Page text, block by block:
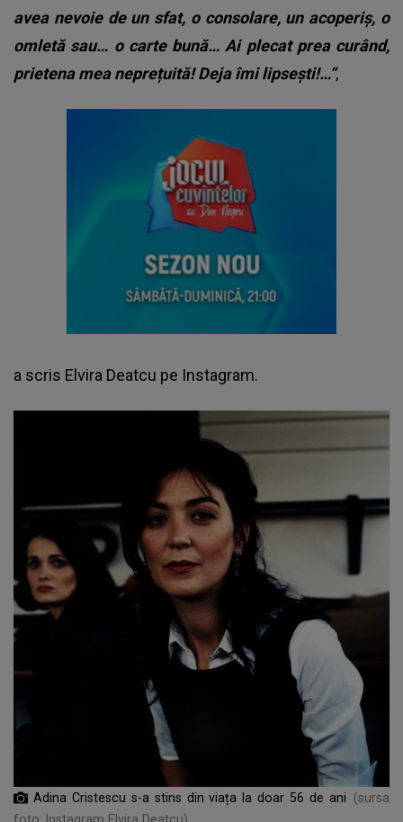
avea nevoie de un sfat, o consolare, un acoperiș, o
omletă sau… o carte bună… Ai plecat prea curând,
prietena mea neprețuită! Deja îmi lipsești!…”,
a scris Elvira Deatcu pe Instagram.
Adina Cristescu s-a stins din viața la doar 56 de ani
(sursa
foto: Instagram Elvira Deatcu)